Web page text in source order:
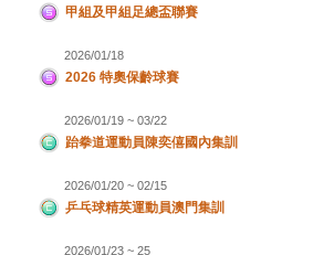
甲組及甲組足總盃聯賽
2026/01/18
2026 特奧保齡球賽
2026/01/19 ~ 03/22
跆拳道運動員陳奕僖國內集訓
2026/01/20 ~ 02/15
乒乓球精英運動員澳門集訓
2026/01/23 ~ 25